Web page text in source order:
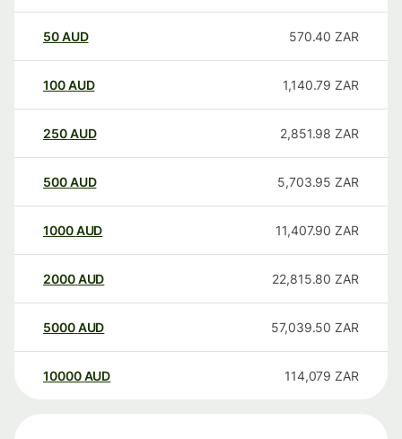
50AUD 570.40 ZAR
100AUD 1,140.79 ZAR
250AUD 2,851.98 ZAR
500AUD 5,703.95 ZAR
1000AUD 11,407.90 ZAR
2000AUD 22,815.80 ZAR
5000AUD 57,039.50 ZAR
10000 AUD 114,079 ZAR